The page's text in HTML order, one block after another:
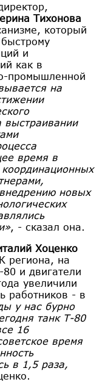
Тихонова
который
и
как в
промышленной
на
выстраивании
время в
новых
, - сказал она.
Хоценко
региона, на
и двигатели
увеличили
работников - в
у нас бурно
танк Т-80
16
время
в 1,5 раза,